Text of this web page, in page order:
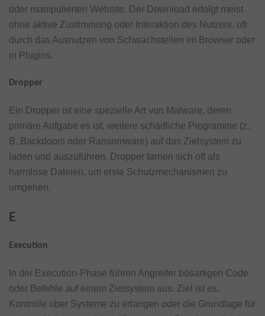
oder manipulierten Website. Der Download erfolgt meist
ohne aktive Zustimmung oder Interaktion des Nutzers, oft
durch das Ausnutzen von Schwachstellen im Browser oder
in Plugins.
Dropper
Ein Dropper ist eine spezielle Art von Malware, deren
primäre Aufgabe es ist, weitere schädliche Programme (z.
B. Backdoors oder Ransomware) auf das Zielsystem zu
laden und auszuführen. Dropper tarnen sich oft als
harmlose Dateien, um erste Schutzmechanismen zu
umgehen.
E
Execution
In der Execution-Phase führen Angreifer bösartigen Code
oder Befehle auf einem Zielsystem aus. Ziel ist es,
Kontrolle über Systeme zu erlangen oder die Grundlage für